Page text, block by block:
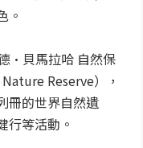
。
·貝馬拉哈 自然保
Reserve），
冊的世界自然遺
行等活動。